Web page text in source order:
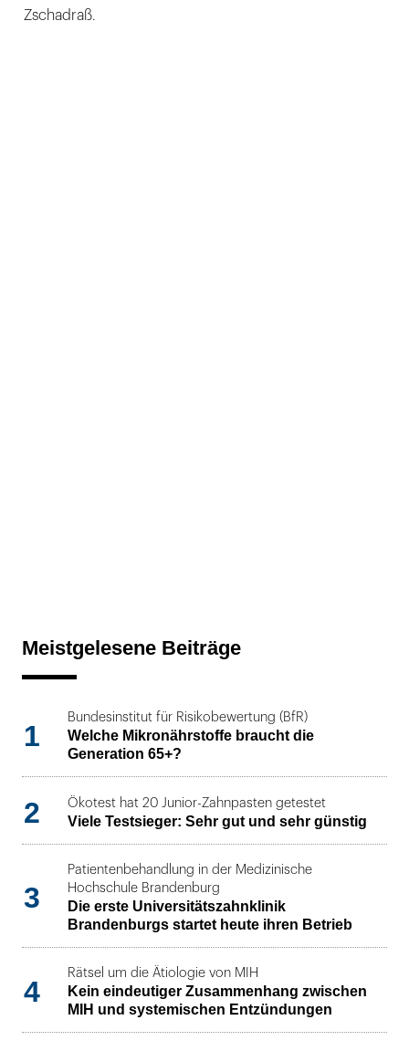
Zschadraß.
Meistgelesene Beiträge
1
Bundesinstitut für Risikobewertung (BfR)
Welche Mikronährstoffe braucht die
Generation 65+?
2 Ökotest hat 20 Junior-Zahnpasten getestet
Viele Testsieger: Sehr gut und sehr günstig
3
Patientenbehandlung in der Medizinische
Hochschule Brandenburg
Die erste Universitätszahnklinik
Brandenburgs startet heute ihren Betrieb
4
Rätsel um die Ätiologie von MIH
Kein eindeutiger Zusammenhang zwischen
MIH und systemischen Entzündungen